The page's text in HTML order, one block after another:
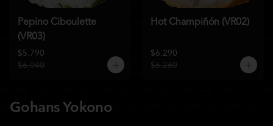
Pepino Ciboulette
(VR03)
$5.790
$6.040
Hot Champiñón (VR02)
$6.290
$6.260
Gohans Yokono